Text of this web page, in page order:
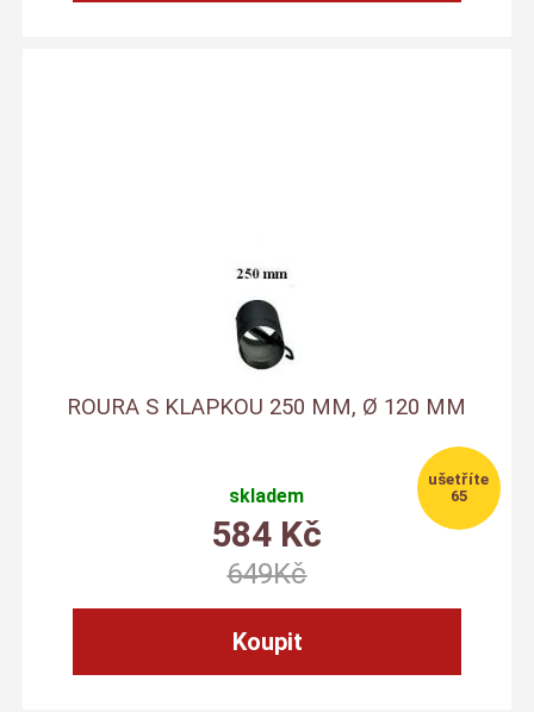
ROURA S KLAPKOU 250 MM, Ø 120 MM
skladem
584 Kč
65
649Kč